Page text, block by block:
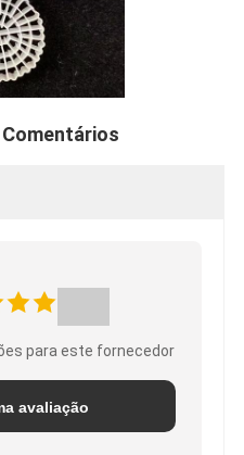
para este fornecedor
avaliação